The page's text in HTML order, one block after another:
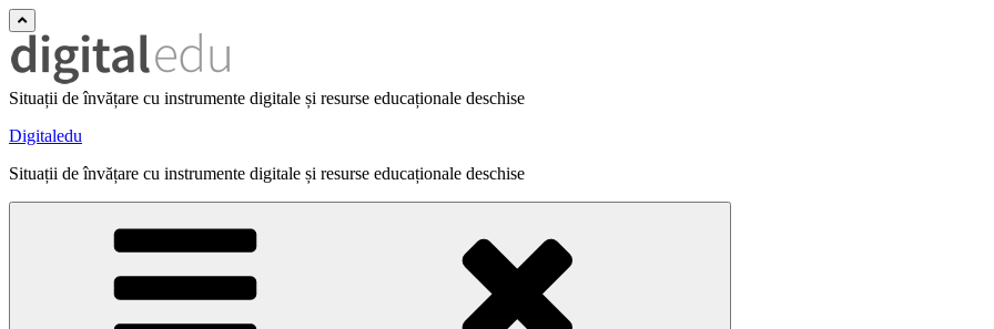
Situații de învățare cu instrumente digitale și resurse educaționale deschise
Digitaledu
Situații de învățare cu instrumente digitale și resurse educaționale deschise